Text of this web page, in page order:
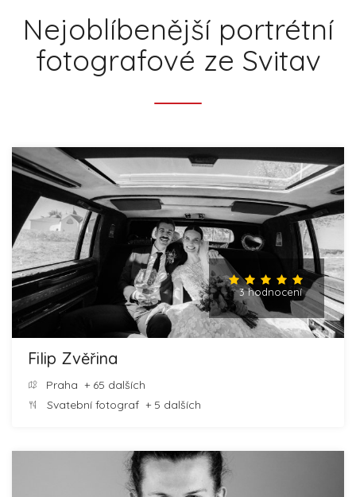
Nejoblíbenější portrétní
fotografové ze Svitav
3 hodnocení
Filip Zvěřina
Praha + 65 dalších
Svatební fotograf + 5 dalších